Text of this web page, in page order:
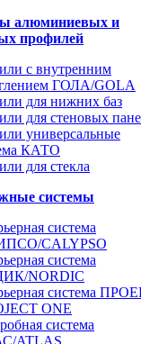
алюминиевых и
профилей
с внутренним
ГОЛА/GOLA
для нижних баз
для стеновых
универсальные
КАТО
для стекла
системы
система
CALYPSO
система
NORDIC
система
ONE
система
ATLAS